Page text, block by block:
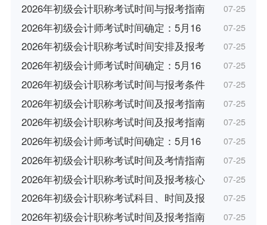
2026年初级会计职称考试时间与报考指南 07-25
2026年初级会计师考试时间确定：5月16 07-25
2026年初级会计职称考试时间安排及报考 07-25
2026年初级会计师考试时间确定：5月16 07-25
2026年初级会计职称考试时间与报考条件 07-25
2026年初级会计职称考试时间及报考指南 07-25
2026年初级会计职称考试时间及报考指南 07-25
2026年初级会计师考试时间确定：5月16 07-25
2026年初级会计职称考试时间及考情指南 07-25
2026年初级会计职称考试时间及报考核心 07-25
2026年初级会计职称考试科目、时间及报 07-25
2026年初级会计职称考试时间及报考指南 07-25